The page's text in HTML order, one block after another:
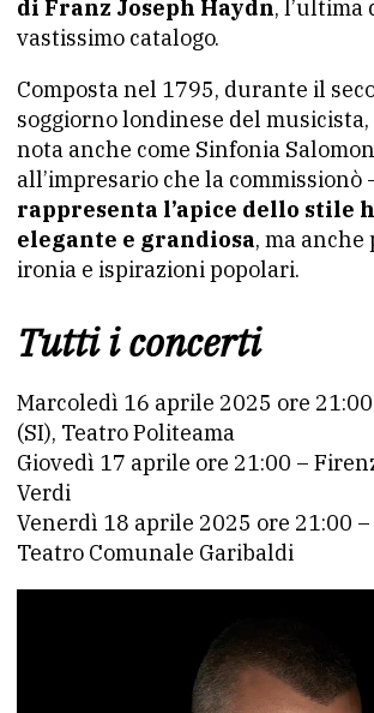
di Franz Joseph Haydn, l’ultima
vastissimo catalogo.
Composta nel 1795, durante il
soggiorno londinese del
nota anche come Sinfonia
all’impresario che la commissionò
rappresenta l’apice dello stile
elegante e grandiosa, ma
ironia e ispirazioni popolari.
Tutti i concerti
Marcoledì 16 aprile 2025 ore
(SI), Teatro Politeama
Giovedì 17 aprile ore 21:00 –
Verdi
Venerdì 18 aprile 2025 ore 21:00
Teatro Comunale Garibaldi